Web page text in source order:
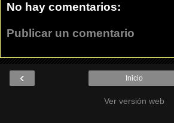
No hay comentarios:
Publicar un comentario
‹ Inicio
Ver versión web